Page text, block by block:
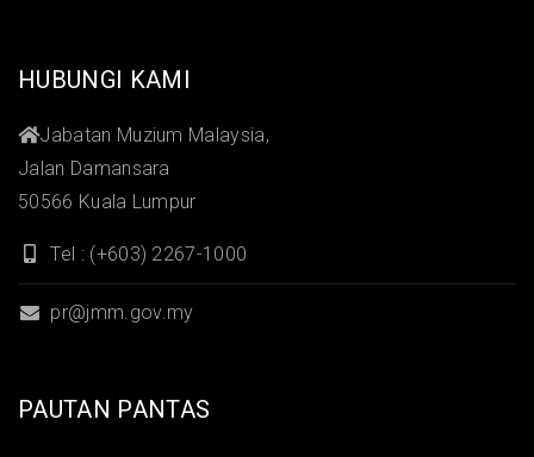
HUBUNGI KAMI
Jabatan Muzium Malaysia,
Jalan Damansara
50566 Kuala Lumpur
Tel : (+603) 2267-1000
pr@jmm.gov.my
PAUTAN PANTAS